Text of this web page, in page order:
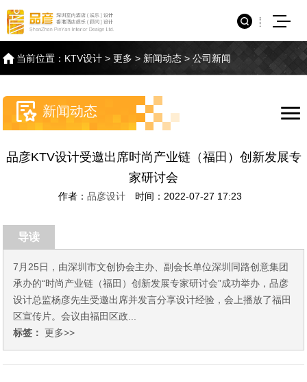
当前位置： KTV设计 >更多 > 新闻动态 >公司新闻
新闻动态
品彦KTV设计受邀出席时尚产业链（福田）创新发展专
家研讨会
作者： 品彦设计 时间：2022-07-27 17:23
导读
7月25日，由深圳市文创协会主办、副会长单位深圳同路创意集团
承办的“时尚产业链（福田）创新发展专家研讨会”成功举办，品彦
设计总监杨彦先生受邀出席并发言分享设计经验，会上播放了福田
区宣传片。会议由福田区政...
标签： 更多>>